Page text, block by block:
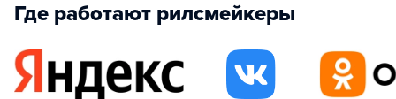
Где работают рилсмейкеры